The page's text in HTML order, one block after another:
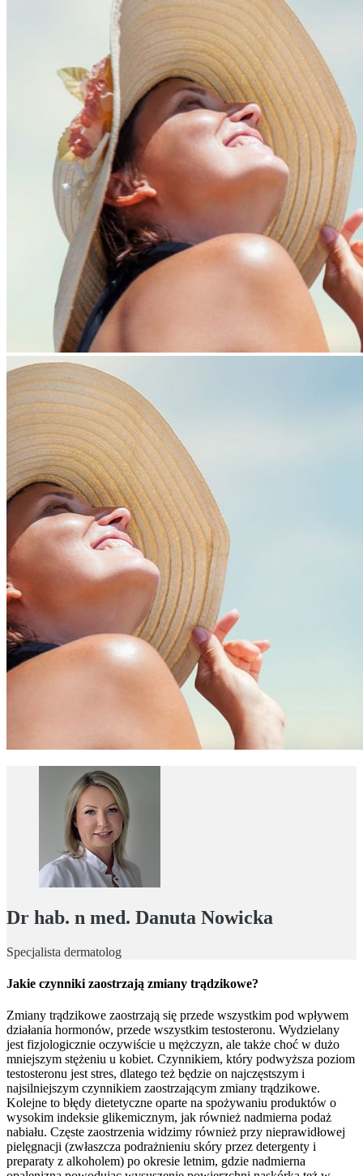
Dr hab. n med. Danuta Nowicka
Specjalista dermatolog
Jakie czynniki zaostrzają zmiany trądzikowe?
Zmiany trądzikowe zaostrzają się przede wszystkim pod wpływem
działania hormonów, przede wszystkim testosteronu. Wydzielany
jest fizjologicznie oczywiście u mężczyzn, ale także choć w dużo
mniejszym stężeniu u kobiet. Czynnikiem, który podwyższa poziom
testosteronu jest stres, dlatego też będzie on najczęstszym i
najsilniejszym czynnikiem zaostrzającym zmiany trądzikowe.
Kolejne to błędy dietetyczne oparte na spożywaniu produktów o
wysokim indeksie glikemicznym, jak również nadmierna podaż
nabiału. Częste zaostrzenia widzimy również przy nieprawidłowej
pielęgnacji (zwłaszcza podrażnieniu skóry przez detergenty i
preparaty z alkoholem) po okresie letnim, gdzie nadmierna